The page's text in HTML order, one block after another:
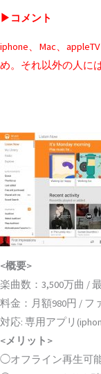
▶コメント
iphone、Mac、
め。それ以外の人に
<概要>
楽曲数：3,500万曲 /
料金：月額980円 / フ
対応: 専用アプリ
<メリット>
◯オフライン再生可能